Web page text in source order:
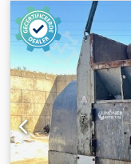
hij vrijwel nieuw is.
transportband en
pakket verkocht; de
Onze Presona
de maximale
gezeefd op 40 mm
installatie staat nog
Demontage en
advertentie staat